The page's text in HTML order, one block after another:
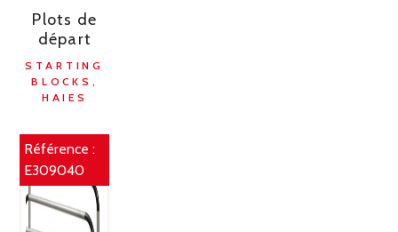
Plots de
départ
STARTING
BLOCKS,
HAIES
Référence :
E309040